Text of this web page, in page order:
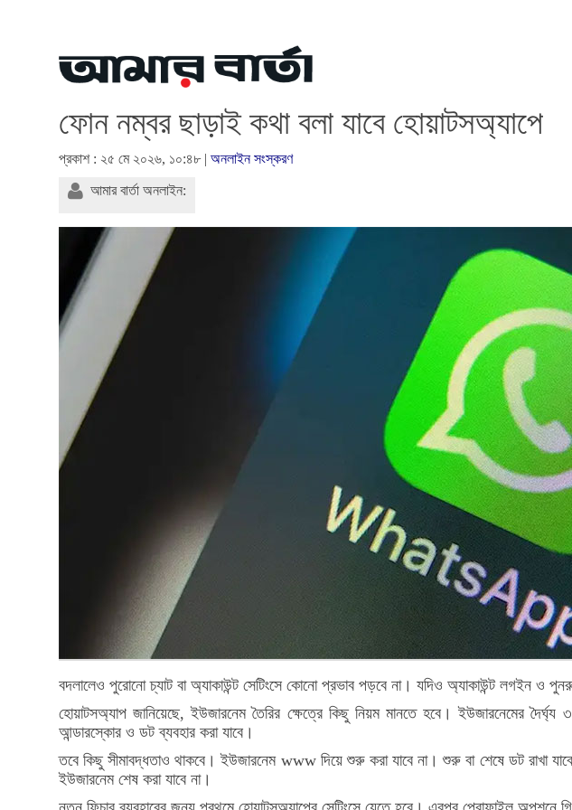
ফোন নম্বর ছাড়াই কথা বলা যাবে হোয়াটসঅ্যাপে
প্রকাশ : ২৫ মে ২০২৬, ১০:৪৮ | অনলাইন সংস্করণ
আমার বার্তা অনলাইন:
বদলালেও পুরোনো চ্যাট বা অ্যাকাউন্ট সেটিংসে কোনো প্রভাব পড়বে না। যদিও অ্যাকাউন্ট লগইন
হোয়াটসঅ্যাপ জানিয়েছে, ইউজারনেম তৈরির ক্ষেত্রে কিছু নিয়ম মানতে হবে। ইউজারনেমের
আন্ডারস্কোর ও ডট ব্যবহার করা যাবে।
তবে কিছু সীমাবদ্ধতাও থাকবে। ইউজারনেম www দিয়ে শুরু করা যাবে না। শুরু বা শেষে ডট রাখা
ইউজারনেম শেষ করা যাবে না।